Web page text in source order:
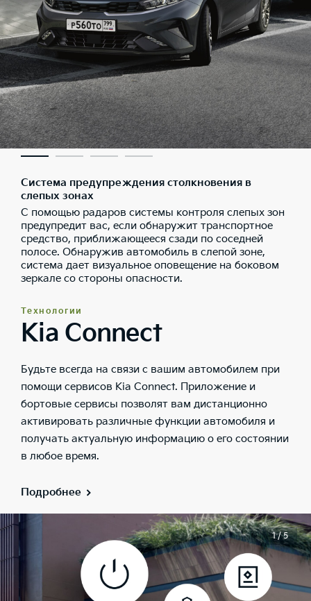
Система предупреждения столкновения в
слепых зонах
С помощью радаров системы контроля слепых зон
предупредит вас, если обнаружит транспортное
средство, приближающееся сзади по соседней
полосе. Обнаружив автомобиль в слепой зоне,
система дает визуальное оповещение на боковом
зеркале со стороны опасности.
Технологии
Kia Connect
Будьте всегда на связи с вашим автомобилем при
помощи сервисов Kia Connect. Приложение и
бортовые сервисы позволят вам дистанционно
активировать различные функции автомобиля и
получать актуальную информацию о его состоянии
в любое время.
Подробнее
1 / 5